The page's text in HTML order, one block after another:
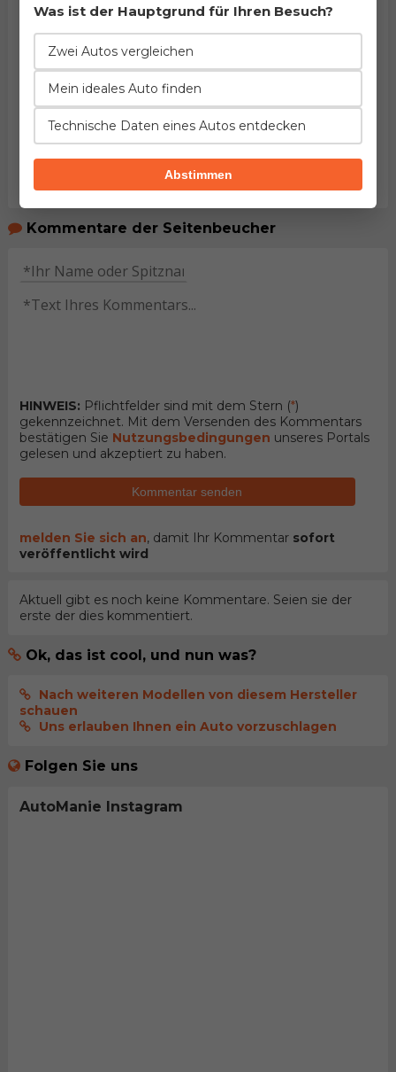
Kommentare der Seitenbeucher
HINWEIS: Pflichtfelder sind mit dem Stern (*)
gekennzeichnet. Mit dem Versenden des Kommentars
bestätigen Sie Nutzungsbedingungen unseres Portals
gelesen und akzeptiert zu haben.
Kommentar senden
melden Sie sich an, damit Ihr Kommentar sofort
veröffentlicht wird
Aktuell gibt es noch keine Kommentare. Seien sie der
erste der dies kommentiert.
Ok, das ist cool, und nun was?
Nach weiteren Modellen von diesem Hersteller
schauen
Uns erlauben Ihnen ein Auto vorzuschlagen
Folgen Sie uns
AutoManie Instagram
Was ist der Hauptgrund für Ihren Besuch?
Zwei Autos vergleichen
Mein ideales Auto finden
Technische Daten eines Autos entdecken
Abstimmen